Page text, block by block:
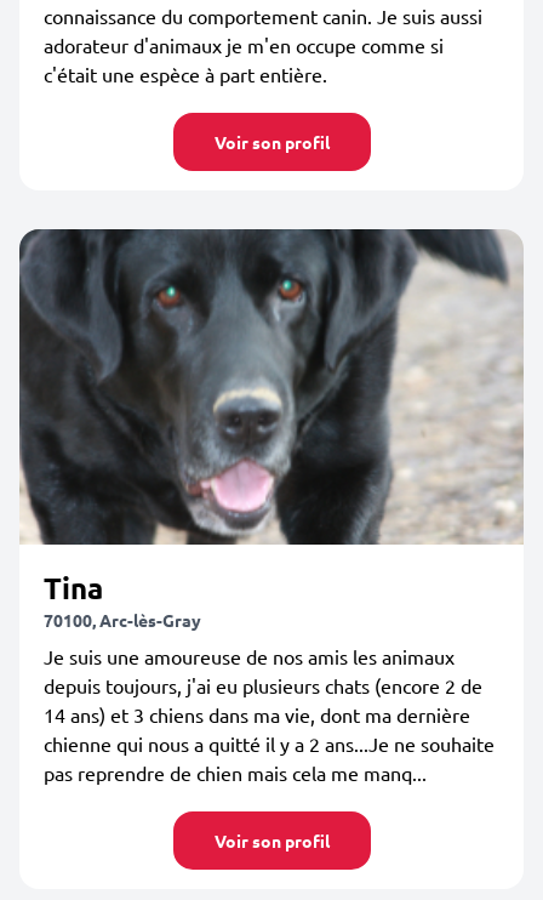
connaissance du comportement canin. Je suis aussi
adorateur d'animaux je m'en occupe comme si
c'était une espèce à part entière.
Voir son profil
Tina
70100, Arc-lès-Gray
Je suis une amoureuse de nos amis les animaux
depuis toujours, j'ai eu plusieurs chats (encore 2 de
14 ans) et 3 chiens dans ma vie, dont ma dernière
chienne qui nous a quitté il y a 2 ans...Je ne souhaite
pas reprendre de chien mais cela me manq...
Voir son profil